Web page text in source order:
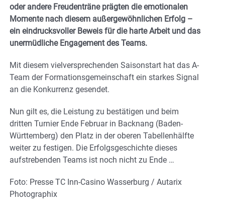
oder andere Freudenträne prägten die emotionalen
Momente nach diesem außergewöhnlichen Erfolg –
ein eindrucksvoller Beweis für die harte Arbeit und das
unermüdliche Engagement des Teams.
Mit diesem vielversprechenden Saisonstart hat das A-
Team der Formationsgemeinschaft ein starkes Signal
an die Konkurrenz gesendet.
Nun gilt es, die Leistung zu bestätigen und beim
dritten Turnier Ende Februar in Backnang (Baden-
Württemberg) den Platz in der oberen Tabellenhälfte
weiter zu festigen. Die Erfolgsgeschichte dieses
aufstrebenden Teams ist noch nicht zu Ende …
Foto: Presse TC Inn-Casino Wasserburg / Autarix
Photographix